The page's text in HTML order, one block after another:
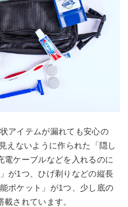
アイテムが漏れても安心の
えないように作られた「隠し
電ケーブルなどを入れるのに
が1つ、ひげ剃りなどの縦長
ポケット」が1つ、少し底の
されています。